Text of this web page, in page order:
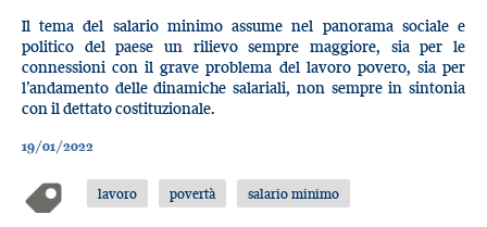
Il tema del salario minimo assume nel panorama sociale e
politico del paese un rilievo sempre maggiore, sia per le
connessioni con il grave problema del lavoro povero, sia per
l’andamento delle dinamiche salariali, non sempre in sintonia
con il dettato costituzionale.
19/01/2022
lavoro povertà salario minimo